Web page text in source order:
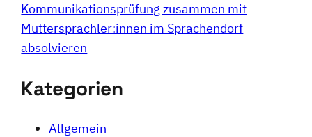
Kommunikationsprüfung zusammen mit
Muttersprachler:innen im Sprachendorf
absolvieren
Kategorien
Allgemein